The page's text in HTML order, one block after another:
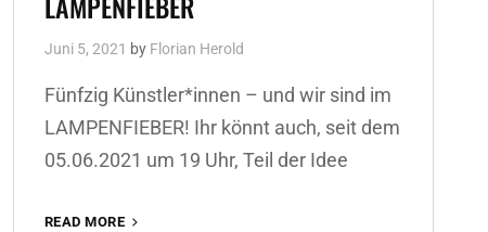
Juni 5, 2021 by Florian Herold
Fünfzig Künstler*innen – und wir sind im
LAMPENFIEBER! Ihr könnt auch, seit dem
05.06.2021 um 19 Uhr, Teil der Idee
READ MORE